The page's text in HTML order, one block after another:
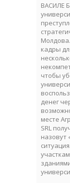
ВАСИЛЕ
кадры
чтобы
денег
месте
SRL
назовут